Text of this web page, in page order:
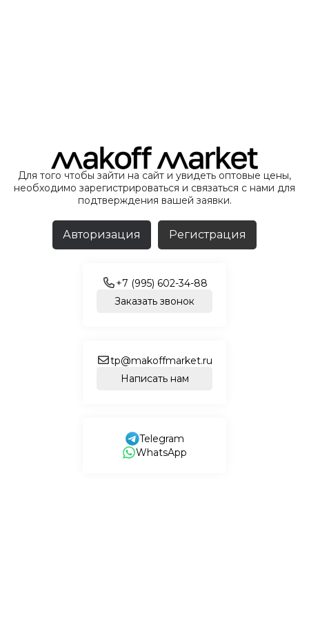
Для того чтобы зайти на сайт и увидеть оптовые цены,
необходимо зарегистрироваться и связаться с нами для
подтверждения вашей заявки.
Авторизация Регистрация
+7 (995) 602-34-88
Заказать звонок
tp@makoffmarket.ru
Написать нам
Telegram
WhatsApp